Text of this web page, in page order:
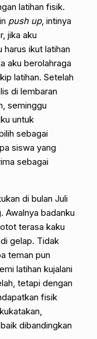
latihan fisik.
push up, intinya
jika aku
harus ikut latihan
aku berolahraga
latihan. Setelah
di lembaran
seminggu
untuk
sebagai
siswa yang
sebagai
di bulan Juli
Awalnya badanku
terasa kaku
gelap. Tidak
teman pun
latihan kujalani
tetapi dengan
fisik
dibandingkan